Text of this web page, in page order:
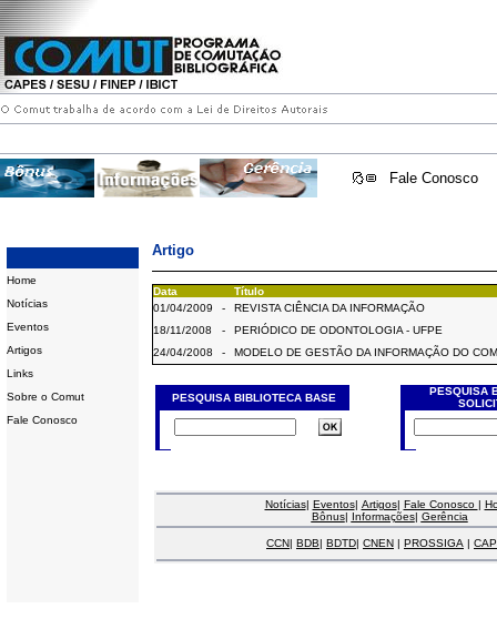
Fale Conosco
Home
Notícias
Eventos
Artigos
Links
Sobre o Comut
Fale Conosco
Artigo
Data
Título
01/04/2009
-
REVISTA CIÊNCIA DA INFORMAÇÃO
18/11/2008
-
PERIÓDICO DE ODONTOLOGIA - UFPE
24/04/2008
- MODELO DE GESTÃO DA INFORMAÇÃO DO
PESQUISA BIBLIOTECA BASE
PESQUISA
Notícias| Eventos| Artigos| Fale Conosco |
Bônus| Informações| Gerência
CCN| BDB| BDTD| CNEN | PROSSIGA |